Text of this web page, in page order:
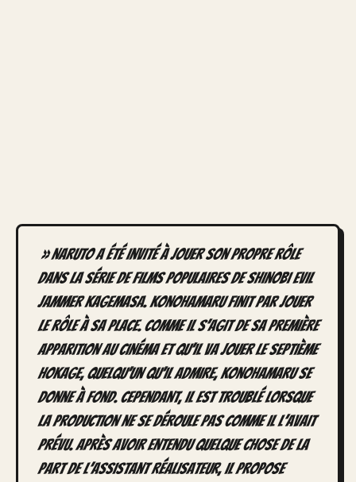
» Naruto a été invité à jouer son propre rôle
dans la série de films populaires de shinobi Evil
Jammer Kagemasa. Konohamaru finit par jouer
le rôle à sa place. Comme il s’agit de sa première
apparition au cinéma et qu’il va jouer le Septième
Hokage, quelqu’un qu’il admire, Konohamaru se
donne à fond. Cependant, il est troublé lorsque
la production ne se déroule pas comme il l’avait
prévu. Après avoir entendu quelque chose de la
part de l’assistant réalisateur, il propose